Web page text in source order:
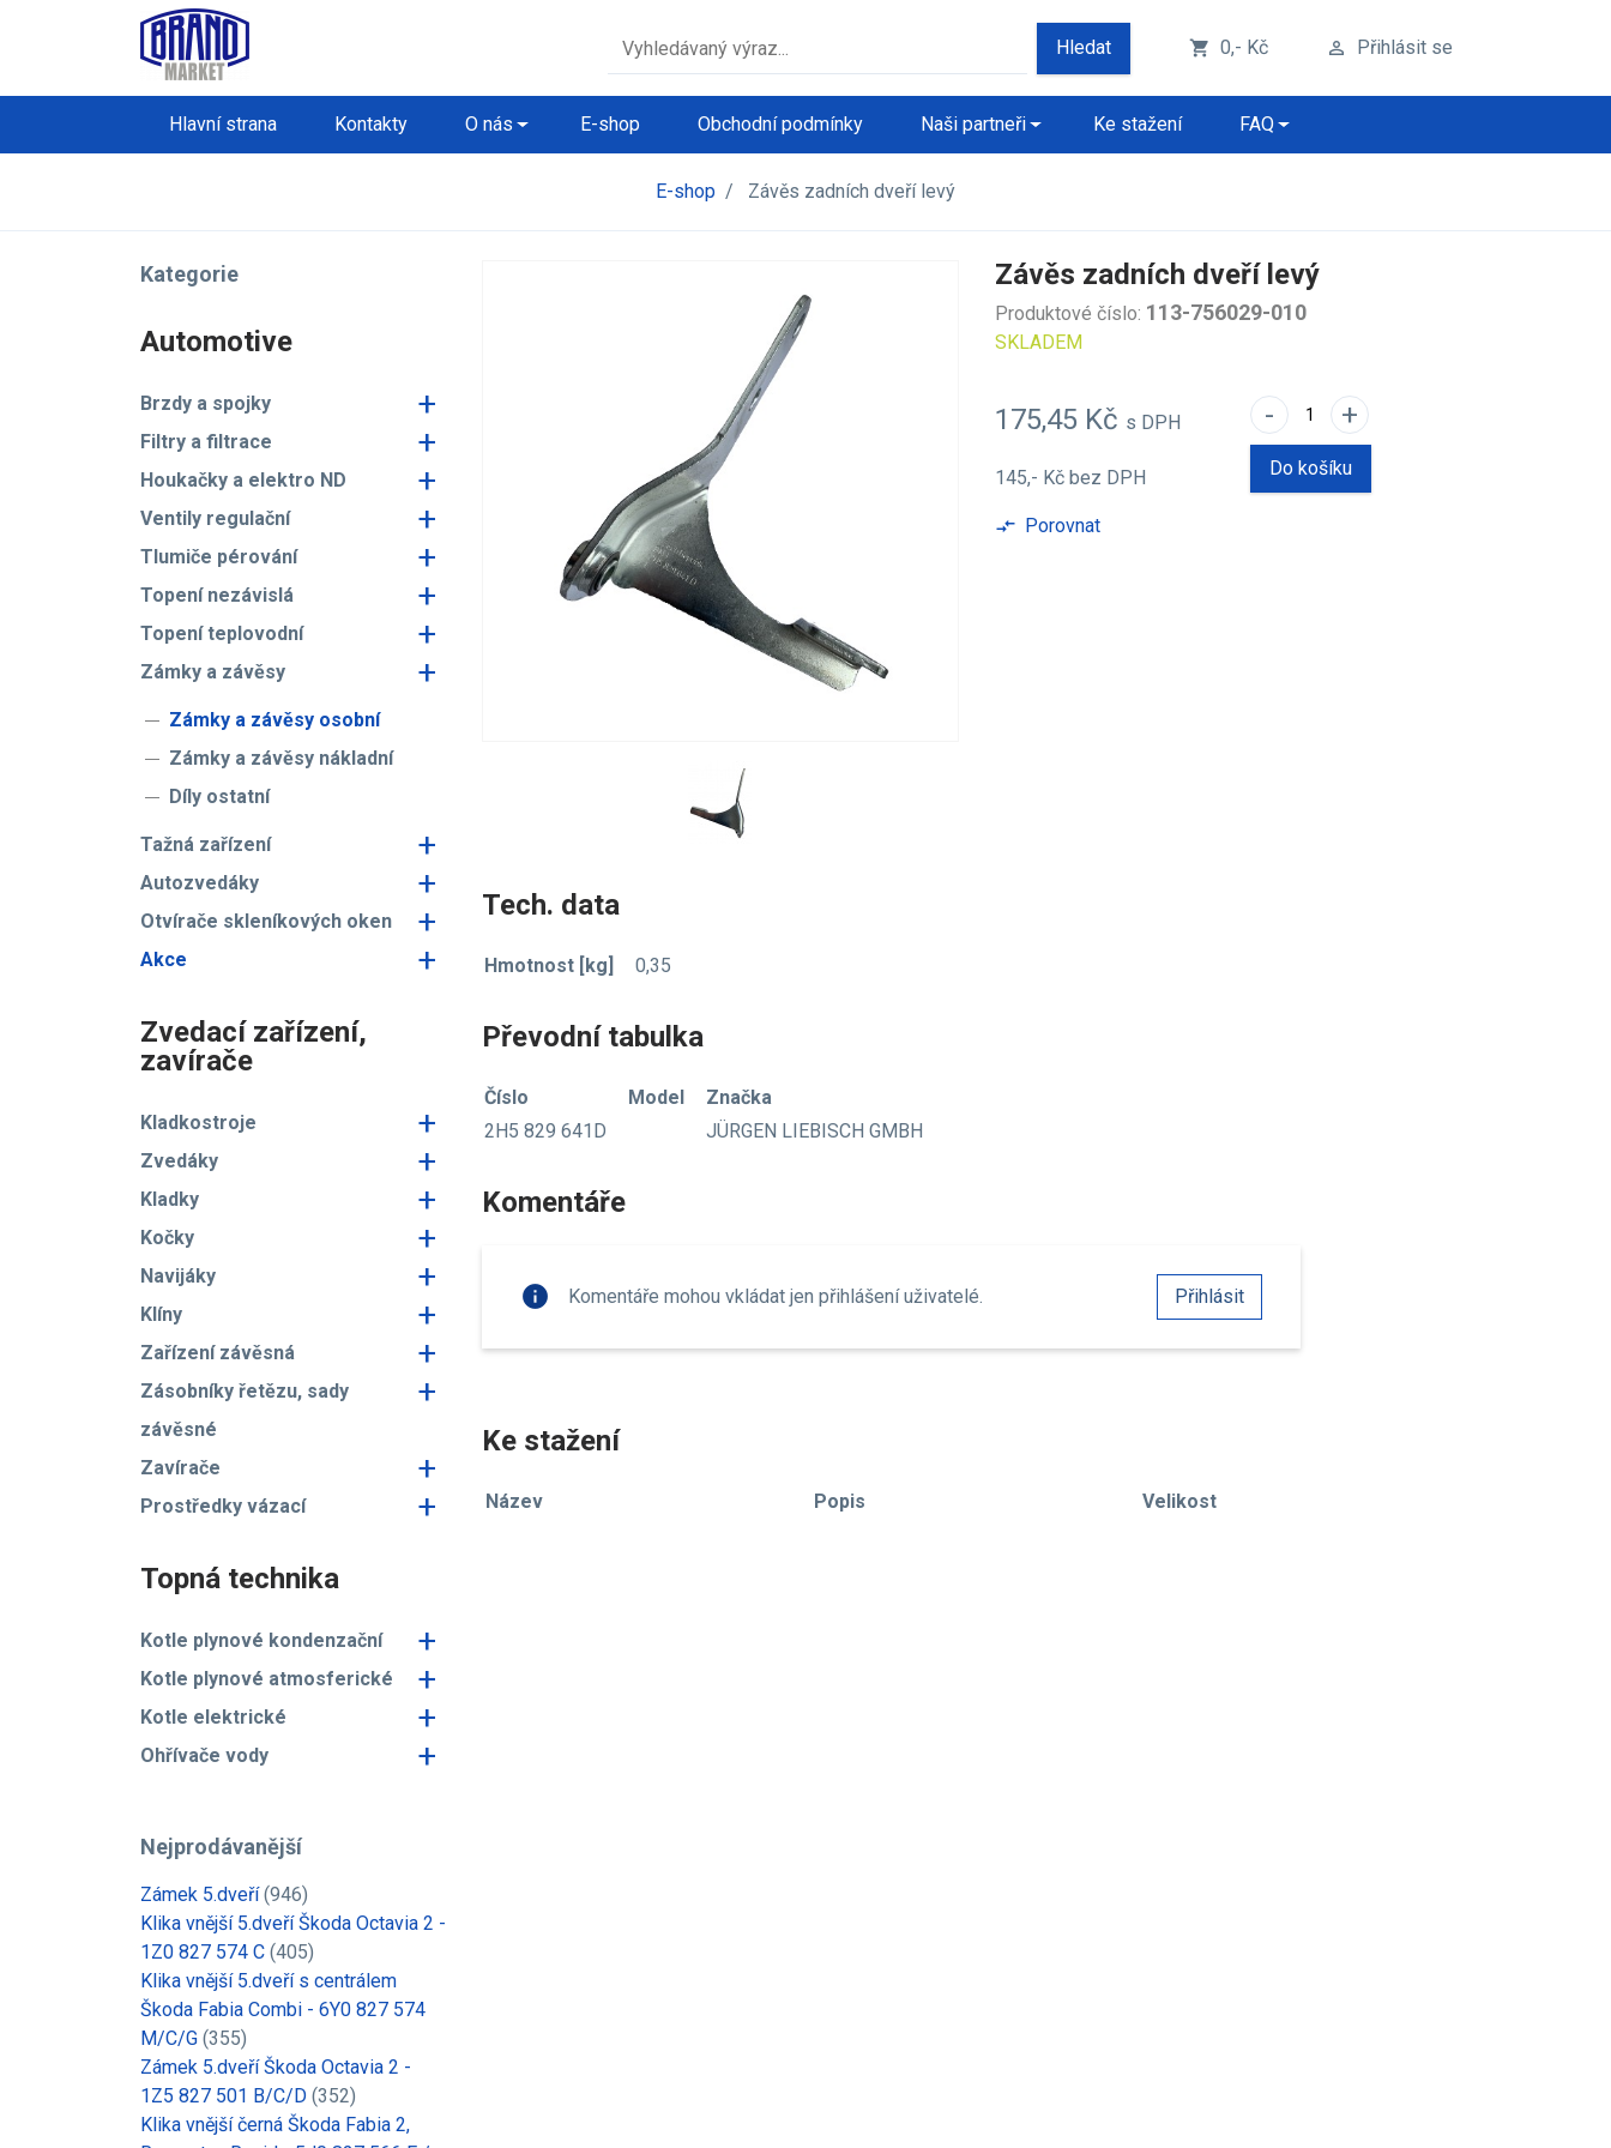
Hledat shopping_cart 0,- Kč perm_identity Přihlásit se
Hlavní strana Kontakty O nás E-shop Obchodní podmínky Naši partneři Ke stažení FAQ
E-shop / Závěs zadních dveří levý
Kategorie
Automotive
Brzdy a spojky +
Filtry a filtrace +
Houkačky a elektro ND +
Ventily regulační +
Tlumiče pérování +
Topení nezávislá +
Topení teplovodní +
Zámky a závěsy +
Zámky a závěsy osobní
Zámky a závěsy nákladní
Díly ostatní
Tažná zařízení +
Autozvedáky +
Otvírače skleníkových oken +
Akce +
Zvedací zařízení,
zavírače
Kladkostroje +
Zvedáky +
Kladky +
Kočky +
Navijáky +
Klíny +
Zařízení závěsná +
Zásobníky řetězu, sady
závěsné
+
Zavírače +
Prostředky vázací +
Topná technika
Kotle plynové kondenzační +
Kotle plynové atmosferické +
Kotle elektrické +
Ohřívače vody +
Nejprodávanější
Zámek 5.dveří(946)
Klika vnější 5.dveří Škoda Octavia 2 -
1Z0 827 574 C (405)
Klika vnější 5.dveří s centrálem
Škoda Fabia Combi - 6Y0 827 574
M/C/G (355)
Zámek 5.dveří Škoda Octavia 2 -
1Z5 827 501 B/C/D (352)
Klika vnější černá Škoda Fabia 2,
Závěs zadních dveří levý
Produktové číslo: 113-756029-010
SKLADEM
175,45 Kč s DPH
145,- Kč bez DPH
- +
Do košíku
compare_arrows Porovnat
Tech. data
Hmotnost [kg] 0,35
Převodní tabulka
Číslo Model
Značka
2H5 829 641D
JÜRGEN LIEBISCH GMBH
Komentáře
info Komentáře mohou vkládat jen přihlášení uživatelé. Přihlásit
Ke stažení
Název Popis Velikost